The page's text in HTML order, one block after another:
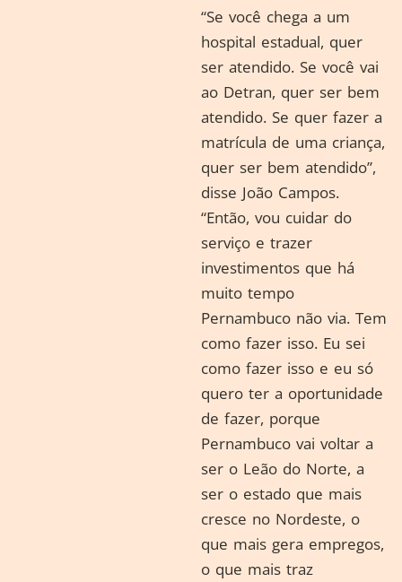
“Se você chega a um
hospital estadual, quer
ser atendido. Se você vai
ao Detran, quer ser bem
atendido. Se quer fazer a
matrícula de uma criança,
quer ser bem atendido”,
disse João Campos.
“Então, vou cuidar do
serviço e trazer
investimentos que há
muito tempo
Pernambuco não via. Tem
como fazer isso. Eu sei
como fazer isso e eu só
quero ter a oportunidade
de fazer, porque
Pernambuco vai voltar a
ser o Leão do Norte, a
ser o estado que mais
cresce no Nordeste, o
que mais gera empregos,
o que mais traz